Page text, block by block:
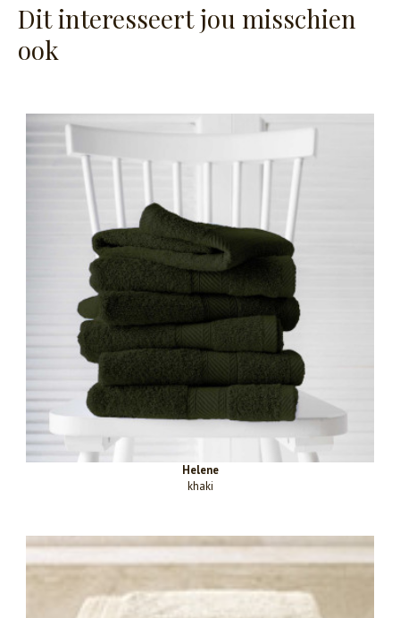
Dit interesseert jou misschien
ook
Helene
khaki